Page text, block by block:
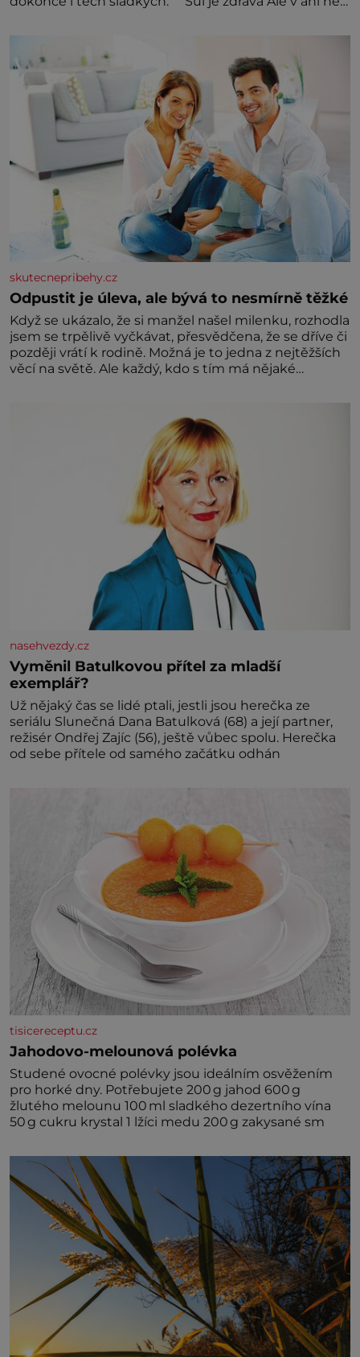
běžné. Její základní složky– sodík a chlór – jsou
zásadní pro správné hospodaření
skutecnepribehy.cz
Odpustit je úleva, ale bývá to nesmírně těžké
Když se ukázalo, že si manžel našel milenku, rozhodla
jsem se trpělivě vyčkávat, přesvědčena, že se dříve či
později vrátí k rodině. Možná je to jedna z nejtěžších
věcí na světě. Ale každý, kdo s tím má nějaké
nasehvezdy.cz
Vyměnil Batulkovou přítel za mladší
exemplář?
Už nějaký čas se lidé ptali, jestli jsou herečka ze
seriálu Slunečná Dana Batulková (68) a její partner,
režisér Ondřej Zajíc (56), ještě vůbec spolu. Herečka
od sebe přítele od samého začátku odhán
tisicereceptu.cz
Jahodovo-melounová polévka
Studené ovocné polévky jsou ideálním osvěžením
pro horké dny. Potřebujete 200 g jahod 600 g
žlutého melounu 100 ml sladkého dezertního vína
50 g cukru krystal 1 lžíci medu 200 g zakysané sm